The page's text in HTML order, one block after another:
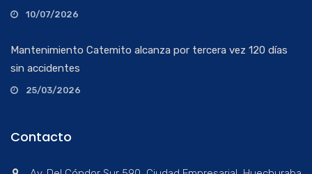
10/07/2026
Mantenimiento Catemito alcanza por tercera vez 120 días
sin accidentes
25/03/2026
Contacto